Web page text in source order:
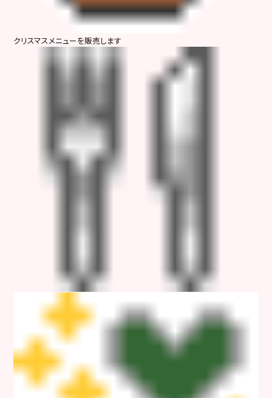
クリスマスメニューを販売します